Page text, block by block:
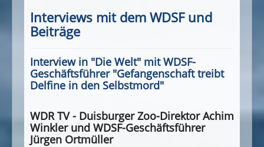
Interviews mit dem WDSF und
Beiträge
Interview in "Die Welt" mit WDSF-
Geschäftsführer "Gefangenschaft treibt
Delfine in den Selbstmord"
WDR TV - Duisburger Zoo-Direktor Achim
Winkler und WDSF-Geschäftsführer
Jürgen Ortmüller